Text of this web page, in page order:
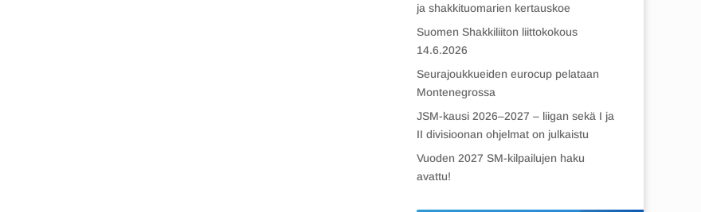
ja shakkituomarien kertauskoe
Suomen Shakkiliiton liittokokous
14.6.2026
Seurajoukkueiden eurocup pelataan
Montenegrossa
JSM-kausi 2026–2027 – liigan sekä I ja
II divisioonan ohjelmat on julkaistu
Vuoden 2027 SM-kilpailujen haku
avattu!